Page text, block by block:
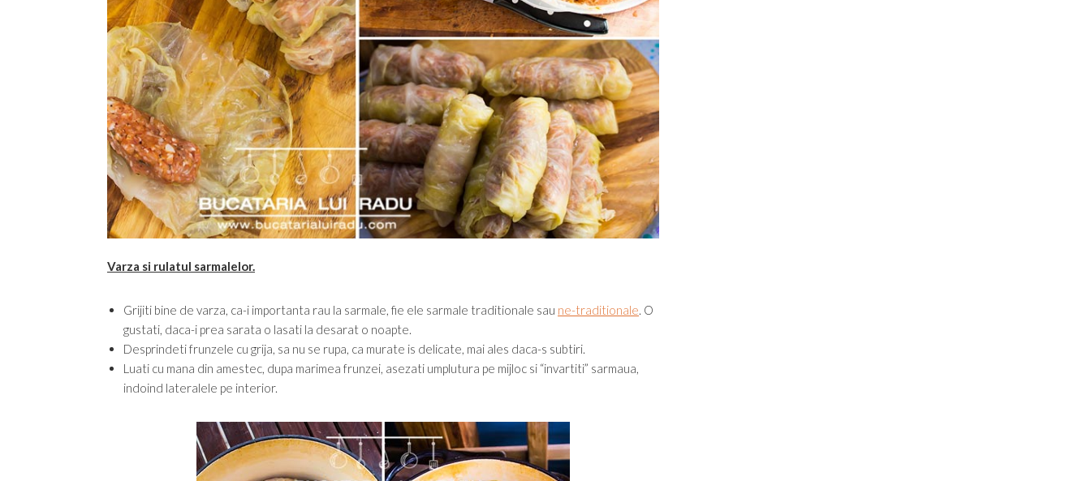
Varza si rulatul sarmalelor.
Grijiti bine de varza, ca-i importanta rau la sarmale, fie ele sarmale traditionale sau ne-traditionale. O
gustati, daca-i prea sarata o lasati la desarat o noapte.
Desprindeti frunzele cu grija, sa nu se rupa, ca murate is delicate, mai ales daca-s subtiri.
Luati cu mana din amestec, dupa marimea frunzei, asezati umplutura pe mijloc si “invartiti” sarmaua,
indoind lateralele pe interior.